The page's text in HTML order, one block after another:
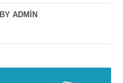
BY ADMIN